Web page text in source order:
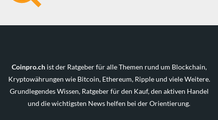
Coinpro.chist der Ratgeber für alle Themen rund um Blockchain,
Kryptowährungen wie Bitcoin, Ethereum, Ripple und viele Weitere.
Grundlegendes Wissen, Ratgeber für den Kauf, den aktiven Handel
und die wichtigsten News helfen bei der Orientierung.